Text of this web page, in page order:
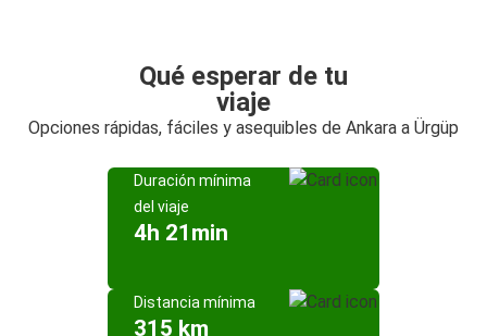
Qué esperar de tu
viaje
Opciones rápidas, fáciles y asequibles de Ankara a Ürgüp
Duración mínima
del viaje
4h 21min
Distancia mínima
315 km